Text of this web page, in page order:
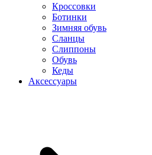
Кроссовки
Ботинки
Зимняя обувь
Сланцы
Слиппоны
Обувь
Кеды
Аксессуары